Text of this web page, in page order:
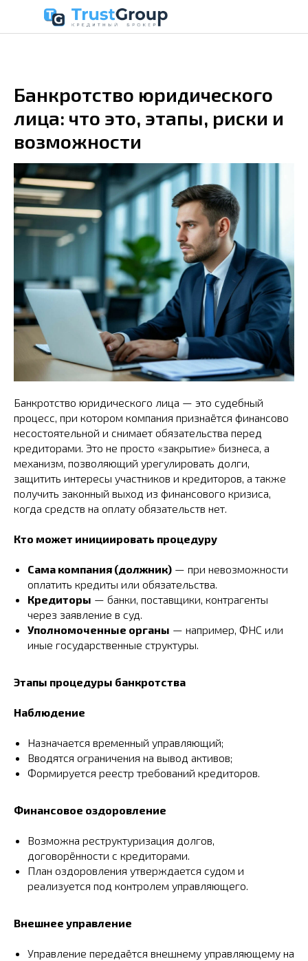
Банкротство юридического
лица: что это, этапы, риски и
возможности
Банкротство юридического лица — это судебный
процесс, при котором компания признаётся финансово
несостоятельной и снимает обязательства перед
кредиторами. Это не просто «закрытие» бизнеса, а
механизм, позволяющий урегулировать долги,
защитить интересы участников и кредиторов, а также
получить законный выход из финансового кризиса,
когда средств на оплату обязательств нет.
Кто может инициировать процедуру
Сама компания (должник) — при невозможности
оплатить кредиты или обязательства.
Кредиторы — банки, поставщики, контрагенты
через заявление в суд.
Уполномоченные органы — например, ФНС или
иные государственные структуры.
Этапы процедуры банкротства
Наблюдение
Назначается временный управляющий;
Вводятся ограничения на вывод активов;
Формируется реестр требований кредиторов.
Финансовое оздоровление
Возможна реструктуризация долгов,
договорённости с кредиторами.
План оздоровления утверждается судом и
реализуется под контролем управляющего.
Внешнее управление
Управление передаётся внешнему управляющему на